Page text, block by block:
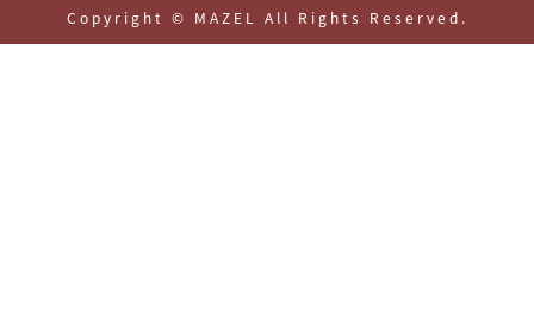
Copyright © MAZEL All Rights Reserved.